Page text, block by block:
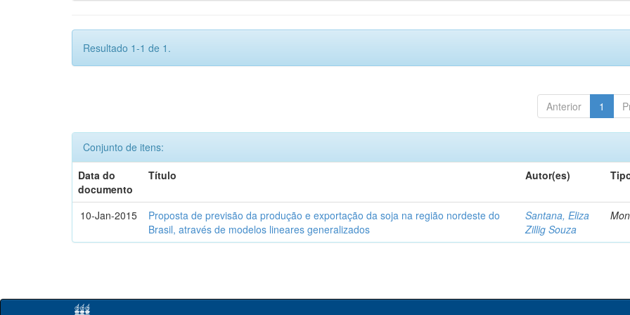
Resultado 1-1 de 1.
Anterior 1
Conjunto de itens:
Data do
documento
Título Autor(es)
10-Jan-2015
Proposta de previsão da produção e exportação da soja na região nordeste do
Brasil, através de modelos lineares generalizados
Santana, Eliza
Zillig Souza